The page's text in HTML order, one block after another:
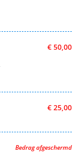
€ 50,00
€ 25,00
Bedrag afgeschermd